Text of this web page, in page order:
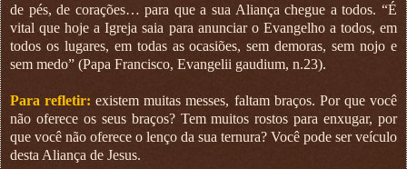
de pés, de corações… para que a sua Aliança chegue a todos. “É
vital que hoje a Igreja saia para anunciar o Evangelho a todos, em
todos os lugares, em todas as ocasiões, sem demoras, sem nojo e
sem medo” (Papa Francisco, Evangelii gaudium, n.23).
Para refletir: existem muitas messes, faltam braços. Por que você
não oferece os seus braços? Tem muitos rostos para enxugar, por
que você não oferece o lenço da sua ternura? Você pode ser veículo
desta Aliança de Jesus.